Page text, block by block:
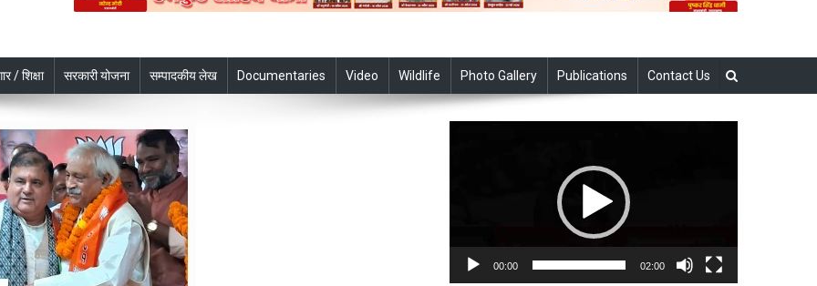
/ शिक्षा सरकारी योजना सम्पादकीय लेख Documentaries Video Wildlife Photo Gallery Publications Contact Us
00:00 02:00